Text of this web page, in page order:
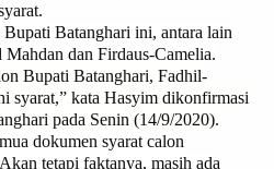
Batanghari ini, antara lain
dan Firdaus-Camelia.
Bupati Batanghari, Fadhil-
syarat,” kata Hasyim dikonfirmasi
pada Senin (14/9/2020).
dokumen syarat calon
tetapi faktanya, masih ada